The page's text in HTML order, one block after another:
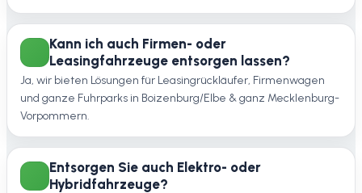
Kann ich auch Firmen- oder
Leasingfahrzeuge entsorgen lassen?
Ja, wir bieten Lösungen für Leasingrückläufer, Firmenwagen
und ganze Fuhrparks in Boizenburg/Elbe & ganz Mecklenburg-
Vorpommern.
Entsorgen Sie auch Elektro- oder
Hybridfahrzeuge?